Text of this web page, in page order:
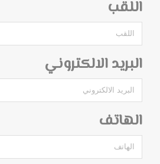
اللقب
البريد الالكتروني
الهاتف